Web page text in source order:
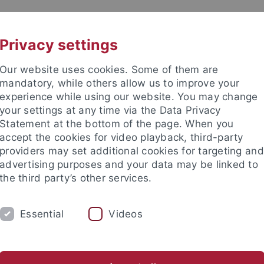
PROF. DR. F. BÖCKLER
Privacy settings
Our website uses cookies. Some of them are
mandatory, while others allow us to improve your
experience while using our website. You may change
your settings at any time via the Data Privacy
Statement at the bottom of the page. When you
accept the cookies for video playback, third-party
providers may set additional cookies for targeting and
advertising purposes and your data may be linked to
the third party’s other services.
Essential Videos